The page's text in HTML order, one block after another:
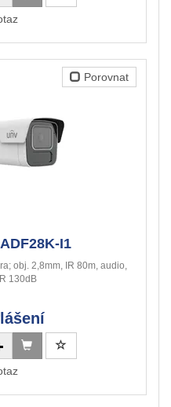
Porovnat
I1
obj. 2,8mm, IR 80m, audio,
130dB